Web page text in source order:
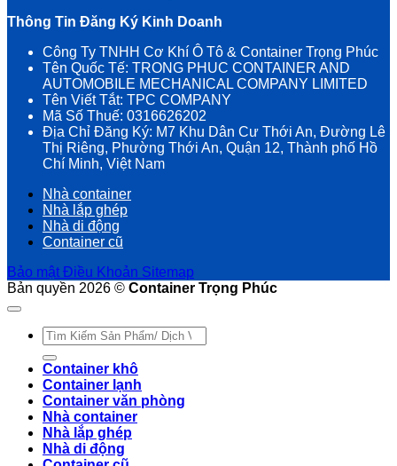
Thông Tin Đăng Ký Kinh Doanh
Công Ty TNHH Cơ Khí Ô Tô & Container Trọng Phúc
Tên Quốc Tế: TRONG PHUC CONTAINER AND
AUTOMOBILE MECHANICAL COMPANY LIMITED
Tên Viết Tắt: TPC COMPANY
Mã Số Thuế: 0316626202
Địa Chỉ Đăng Ký: M7 Khu Dân Cư Thới An, Đường Lê
Thị Riêng, Phường Thới An, Quận 12, Thành phố Hồ
Chí Minh, Việt Nam
Nhà container
Nhà lắp ghép
Nhà di động
Container cũ
Bảo mật Điều Khoản Sitemap
Bản quyền 2026 © Container Trọng Phúc
Tìm
kiếm:
Container khô
Container lạnh
Container văn phòng
Nhà container
Nhà lắp ghép
Nhà di động